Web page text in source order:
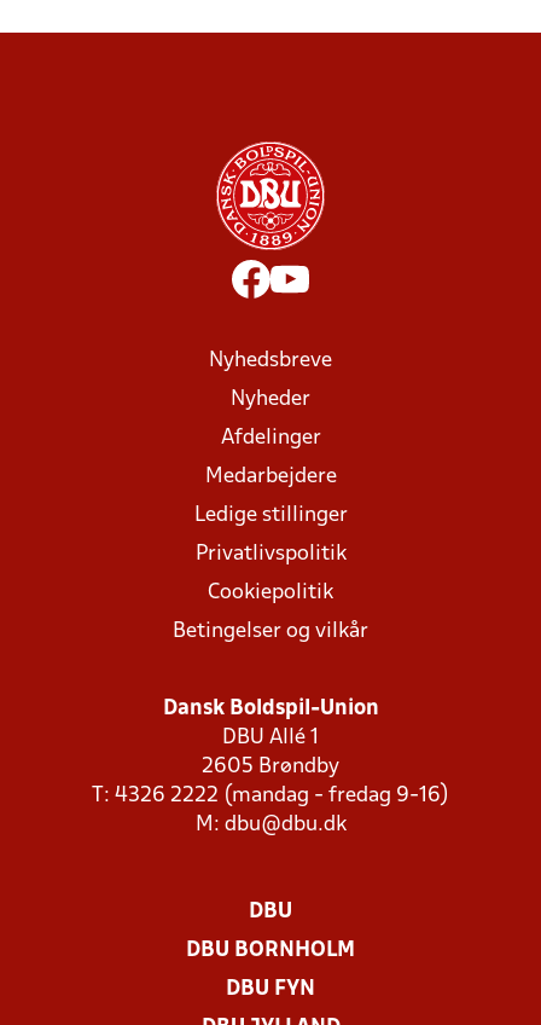
Nyhedsbreve
Nyheder
Afdelinger
Medarbejdere
Ledige stillinger
Privatlivspolitik
Cookiepolitik
Betingelser og vilkår
Dansk Boldspil-Union
DBU Allé 1
2605 Brøndby
T: 4326 2222 (mandag - fredag 9-16)
M: dbu@dbu.dk
DBU
DBU BORNHOLM
DBU FYN